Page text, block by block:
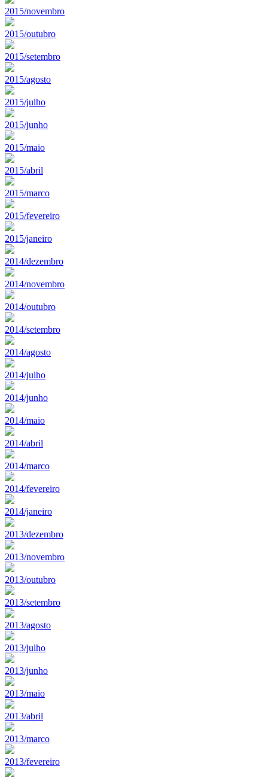
2015/novembro
2015/outubro
2015/setembro
2015/agosto
2015/julho
2015/junho
2015/maio
2015/abril
2015/marco
2015/fevereiro
2015/janeiro
2014/dezembro
2014/novembro
2014/outubro
2014/setembro
2014/agosto
2014/julho
2014/junho
2014/maio
2014/abril
2014/marco
2014/fevereiro
2014/janeiro
2013/dezembro
2013/novembro
2013/outubro
2013/setembro
2013/agosto
2013/julho
2013/junho
2013/maio
2013/abril
2013/marco
2013/fevereiro